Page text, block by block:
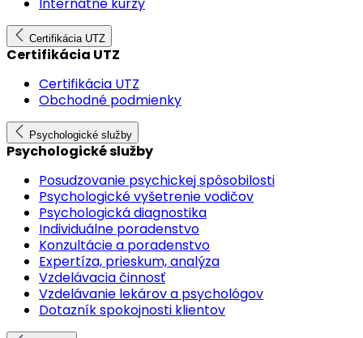
Certifikácia UTZ
Certifikácia UTZ
Certifikácia UTZ
Obchodné podmienky
Psychologické služby
Psychologické služby
Posudzovanie psychickej spôsobilosti
Psychologické vyšetrenie vodičov
Psychologická diagnostika
Individuálne poradenstvo
Konzultácie a poradenstvo
Expertíza, prieskum, analýza
Vzdelávacia činnosť
Vzdelávanie lekárov a psychológov
Dotazník spokojnosti klientov